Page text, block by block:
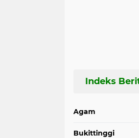
Agam
Bukittinggi